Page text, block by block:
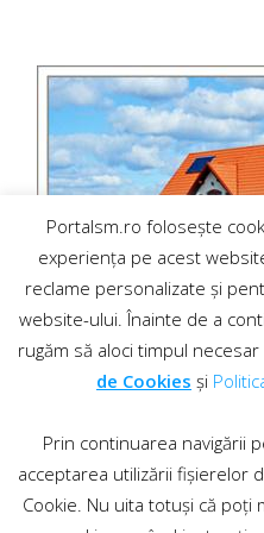
Portalsm.ro folosește
experiența pe acest
reclame personalizate și
website-ului. Înainte de a
rugăm să aloci timpul
de Cookies și
Prin continuarea navigării
acceptarea utilizării fișierelor
Cookie. Nu uita totuși că